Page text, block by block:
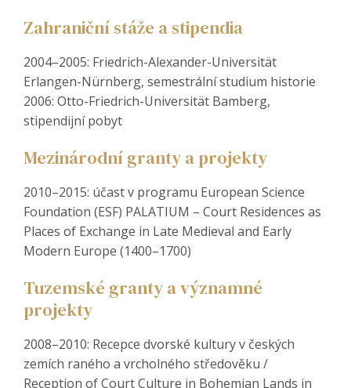
Zahraniční stáže a stipendia
2004–2005: Friedrich-Alexander-Universität
Erlangen-Nürnberg, semestrální studium historie
2006: Otto-Friedrich-Universität Bamberg,
stipendijní pobyt
Mezinárodní granty a projekty
2010–2015: účast v programu European Science
Foundation (ESF) PALATIUM – Court Residences as
Places of Exchange in Late Medieval and Early
Modern Europe (1400–1700)
Tuzemské granty a významné
projekty
2008–2010: Recepce dvorské kultury v českých
zemích raného a vrcholného středověku /
Reception of Court Culture in Bohemian Lands in